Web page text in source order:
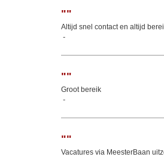
""
Altijd snel contact en altijd
-
""
Groot bereik
-
""
Vacatures via MeesterBaan